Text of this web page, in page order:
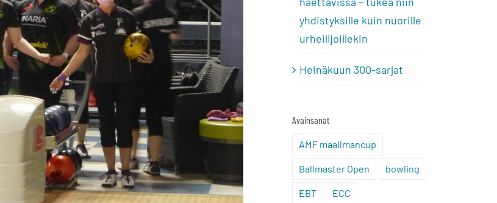
yhdistyksille kuin nuorille
urheilijoillekin
Heinäkuun 300-sarjat
Avainsanat
AMF maailmancup
Ballmaster Open bowling
EBT ECC